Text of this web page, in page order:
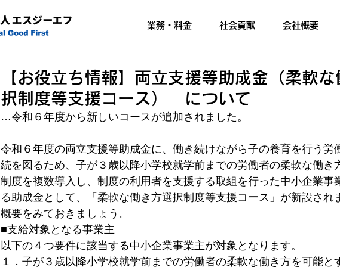
業務・料金 社会貢献 会社概要
【お役立ち情報】両立支援等助成金（柔軟
択制度等支援コース） について
…令和６年度から新しいコースが追加されました。
令和６年度の両立支援等助成金に、働き続けながら子の養育を行う労
続を図るため、子が３歳以降小学校就学前までの労働者の柔軟な働き
制度を複数導入し、制度の利用者を支援する取組を行った中小企業事
る助成金として、「柔軟な働き方選択制度等支援コース」が新設され
概要をみておきましょう。
■支給対象となる事業主
以下の４つ要件に該当する中小企業事業主が対象となります。
１．子が３歳以降小学校就学前までの労働者の柔軟な働き方を可能と